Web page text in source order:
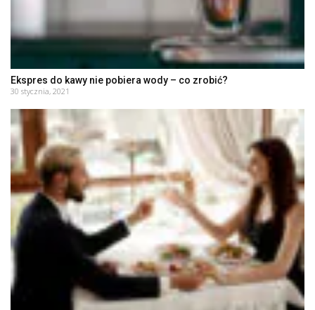
Ekspres do kawy nie pobiera wody – co zrobić?
30 stycznia, 2021